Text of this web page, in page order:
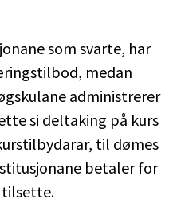
som svarte, har
medan
administrerer
si deltaking på kurs
til dømes
betaler for